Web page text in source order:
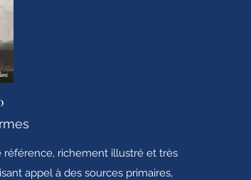
référence, richement illustré et très
appel à des sources primaires,